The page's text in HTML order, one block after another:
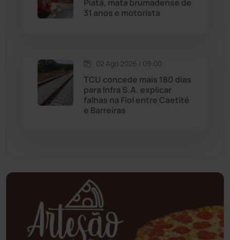
Mortugaba
Oliveira dos Brejinhos
Palmas de Monte Alto (260)
Planalto (59)
Piatã, mata brumadense de
31 anos e motorista
02 Ago 2026 / 09:00
TCU concede mais 180 dias
para Infra S.A. explicar
falhas na Fiol entre Caetité
e Barreiras